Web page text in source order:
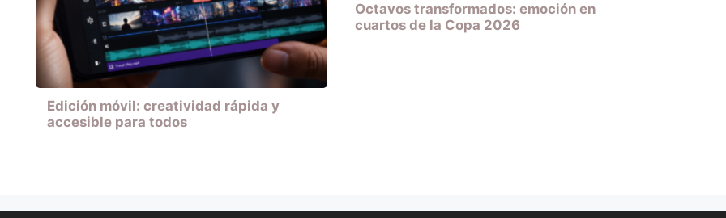
Edición móvil: creatividad rápida y
accesible para todos
Octavos transformados: emoción en
cuartos de la Copa 2026